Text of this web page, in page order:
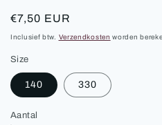
Normale
prijs
€7,50 EUR
Inclusief btw. Verzendkosten worden
Size
140 330
Aantal